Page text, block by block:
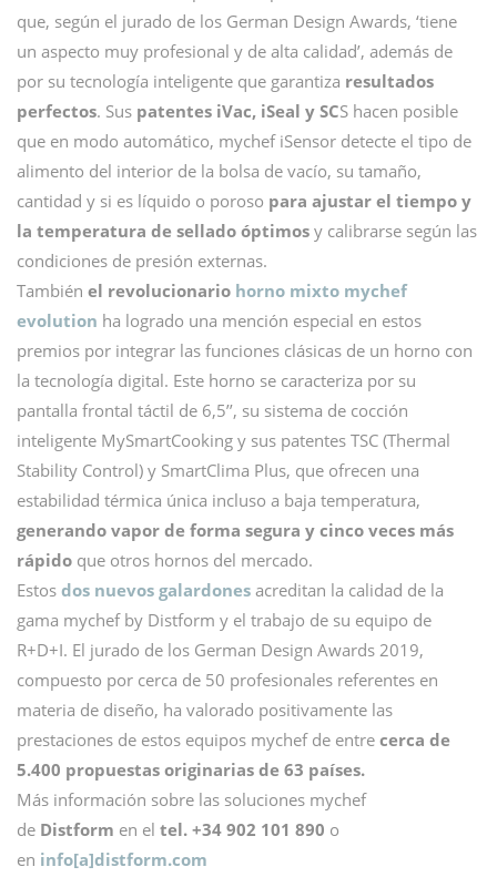
que, según el jurado de los German Design Awards, ‘tiene
un aspecto muy profesional y de alta calidad’, además de
por su tecnología inteligente que garantiza resultados
perfectos. Sus patentes iVac, iSeal y SCS hacen posible
que en modo automático, mychef iSensor detecte el tipo de
alimento del interior de la bolsa de vacío, su tamaño,
cantidad y si es líquido o poroso para ajustar el tiempo y
la temperatura de sellado óptimos y calibrarse según las
condiciones de presión externas.
También el revolucionario horno mixto mychef
evolution ha logrado una mención especial en estos
premios por integrar las funciones clásicas de un horno con
la tecnología digital. Este horno se caracteriza por su
pantalla frontal táctil de 6,5’’, su sistema de cocción
inteligente MySmartCooking y sus patentes TSC (Thermal
Stability Control) y SmartClima Plus, que ofrecen una
estabilidad térmica única incluso a baja temperatura,
generando vapor de forma segura y cinco veces más
rápido que otros hornos del mercado.
Estos dos nuevos galardones acreditan la calidad de la
gama mychef by Distform y el trabajo de su equipo de
R+D+I. El jurado de los German Design Awards 2019,
compuesto por cerca de 50 profesionales referentes en
materia de diseño, ha valorado positivamente las
prestaciones de estos equipos mychef de entre cerca de
5.400 propuestas originarias de 63 países.
Más información sobre las soluciones mychef
de Distform en el tel. +34 902 101 890 o
en info[a]distform.com